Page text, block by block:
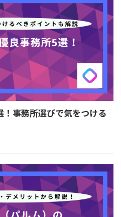
事務所選びで気をつける